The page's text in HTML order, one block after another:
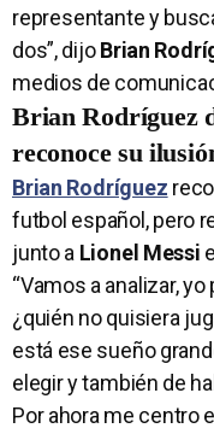
representante y
dos”, dijoBrian
medios de
Brian Rodríguez
reconoce su
Brian Rodríguez
futbol español, pero
junto a Lionel Messi
“Vamos a analizar,
¿quién no quisiera
está ese sueño
elegir y también de
Por ahora me centro